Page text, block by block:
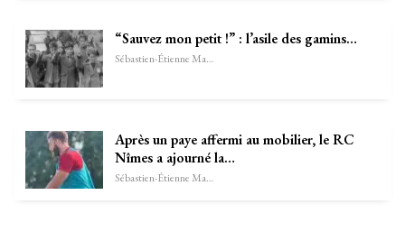
“Sauvez mon petit !” : l’asile des gamins…
Sébastien-Étienne Marechal
Après un paye affermi au mobilier, le RC
Nîmes a ajourné la…
Sébastien-Étienne Marechal